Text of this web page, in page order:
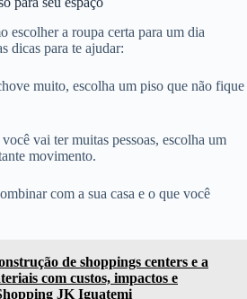
escolher a roupa certa para um dia
dicas para te ajudar:
muito, escolha um piso que não fique
você vai ter muitas pessoas, escolha um
movimento.
com a sua casa e o que você
de shoppings centers e a
com custos, impactos e
JK Iguatemi